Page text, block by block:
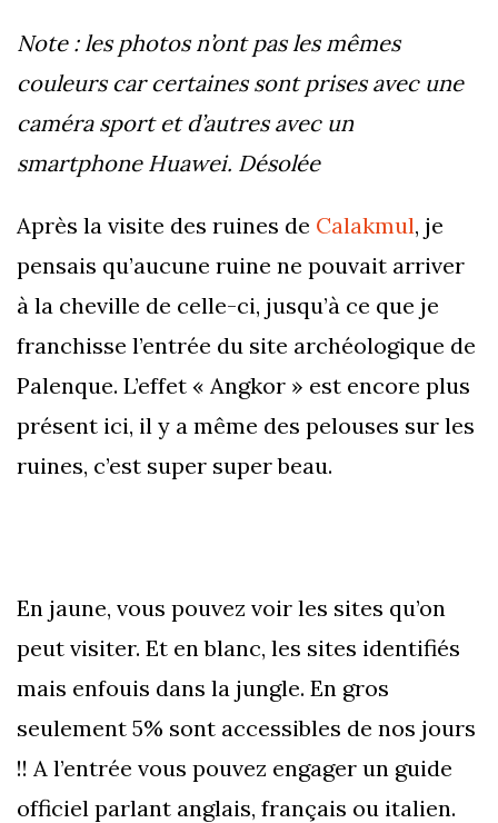
Note : les photos n’ont pas les mêmes
couleurs car certaines sont prises avec une
caméra sport et d’autres avec un
smartphone Huawei. Désolée
Après la visite des ruines de Calakmul, je
pensais qu’aucune ruine ne pouvait arriver
à la cheville de celle-ci, jusqu’à ce que je
franchisse l’entrée du site archéologique de
Palenque. L’effet « Angkor » est encore plus
présent ici, il y a même des pelouses sur les
ruines, c’est super super beau.
En jaune, vous pouvez voir les sites qu’on
peut visiter. Et en blanc, les sites identifiés
mais enfouis dans la jungle. En gros
seulement 5% sont accessibles de nos jours
!! A l’entrée vous pouvez engager un guide
officiel parlant anglais, français ou italien.